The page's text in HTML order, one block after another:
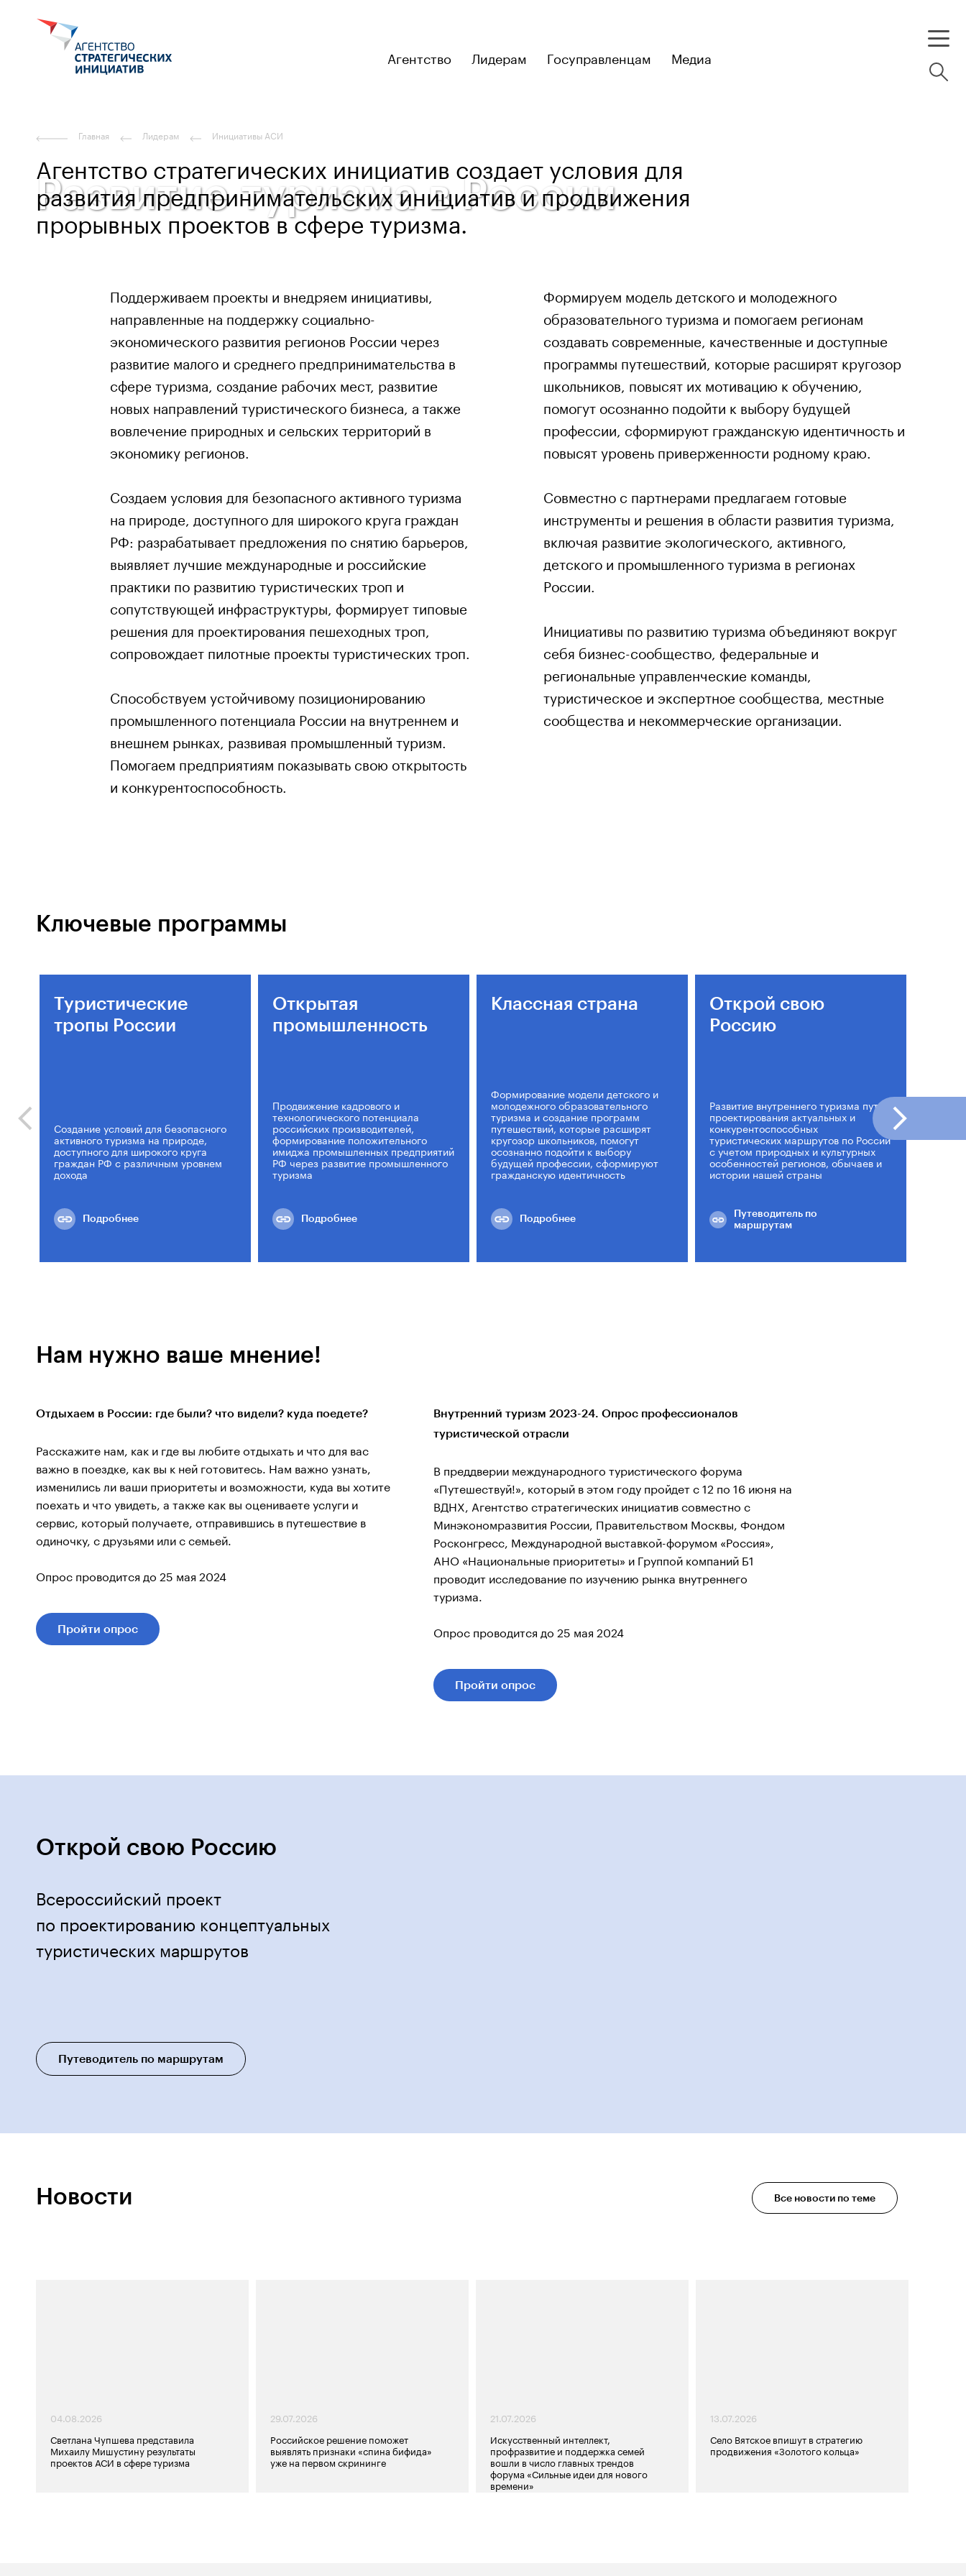
Агентство Лидерам Госуправленцам Медиа
Главная Лидерам Инициативы АСИ
Развитие туризма в России
Агентство стратегических инициатив создает условия для
развития предпринимательских инициатив и продвижения
прорывных проектов в сфере туризма.
Поддерживаем проекты и внедряем инициативы,
направленные на поддержку социально-
экономического развития регионов России через
развитие малого и среднего предпринимательства в
сфере туризма, создание рабочих мест, развитие
новых направлений туристического бизнеса, а также
вовлечение природных и сельских территорий в
экономику регионов.
Создаем условия для безопасного активного туризма
на природе, доступного для широкого круга граждан
РФ: разрабатывает предложения по снятию барьеров,
выявляет лучшие международные и российские
практики по развитию туристических троп и
сопутствующей инфраструктуры, формирует типовые
решения для проектирования пешеходных троп,
сопровождает пилотные проекты туристических троп.
Способствуем устойчивому позиционированию
промышленного потенциала России на внутреннем и
внешнем рынках, развивая промышленный туризм.
Помогаем предприятиям показывать свою открытость
и конкурентоспособность.
Формируем модель детского и молодежного
образовательного туризма и помогаем регионам
создавать современные, качественные и доступные
программы путешествий, которые расширят кругозор
школьников, повысят их мотивацию к обучению,
помогут осознанно подойти к выбору будущей
профессии, сформируют гражданскую идентичность и
повысят уровень приверженности родному краю.
Совместно с партнерами предлагаем готовые
инструменты и решения в области развития туризма,
включая развитие экологического, активного,
детского и промышленного туризма в регионах
России.
Инициативы по развитию туризма объединяют вокруг
себя бизнес-сообщество, федеральные и
региональные управленческие команды,
туристическое и экспертное сообщества, местные
сообщества и некоммерческие организации.
Ключевые программы
Туристические
тропы России
Создание условий для безопасного
активного туризма на природе,
доступного для широкого круга
граждан РФ с различным уровнем
дохода
Подробнее
Открытая
промышленность
Продвижение кадрового и
технологического потенциала
российских производителей,
формирование положительного
имиджа промышленных предприятий
РФ через развитие промышленного
туризма
Подробнее
Классная страна
Формирование модели детского и
молодежного образовательного
туризма и создание программ
путешествий, которые расширят
кругозор школьников, помогут
осознанно подойти к выбору
будущей профессии, сформируют
гражданскую идентичность
Подробнее
Открой свою
Россию
Развитие внутреннего туризма путем
проектирования актуальных и
конкурентоспособных
туристических маршрутов по России
с учетом природных и культурных
особенностей регионов, обычаев и
истории нашей страны
Путеводитель по
маршрутам
Нам нужно ваше мнение!
Отдыхаем в России: где были? что видели? куда поедете?
Расскажите нам, как и где вы любите отдыхать и что для вас
важно в поездке, как вы к ней готовитесь. Нам важно узнать,
изменились ли ваши приоритеты и возможности, куда вы хотите
поехать и что увидеть, а также как вы оцениваете услуги и
сервис, который получаете, отправившись в путешествие в
одиночку, с друзьями или с семьей.
Опрос проводится до 25 мая 2024
Пройти опрос
Внутренний туризм 2023-24. Опрос профессионалов
туристической отрасли
В преддверии международного туристического форума
«Путешествуй!», который в этом году пройдет с 12 по 16 июня на
ВДНХ, Агентство стратегических инициатив совместно с
Минэкономразвития России, Правительством Москвы, Фондом
Росконгресс, Международной выставкой-форумом «Россия»,
АНО «Национальные приоритеты» и Группой компаний Б1
проводит исследование по изучению рынка внутреннего
туризма.
Опрос проводится до 25 мая 2024
Пройти опрос
Открой свою Россию
Всероссийский проект
по проектированию концептуальных
туристических маршрутов
Путеводитель по маршрутам
Новости Все новости по теме
04.08.2026
Светлана Чупшева представила
Михаилу Мишустину результаты
проектов АСИ в сфере туризма
29.07.2026
Российское решение поможет
выявлять признаки «спина бифида»
уже на первом скрининге
21.07.2026
Искусственный интеллект,
профразвитие и поддержка семей
вошли в число главных трендов
форума «Сильные идеи для нового
времени»
13.07.2026
Село Вятское впишут в стратегию
продвижения «Золотого кольца»